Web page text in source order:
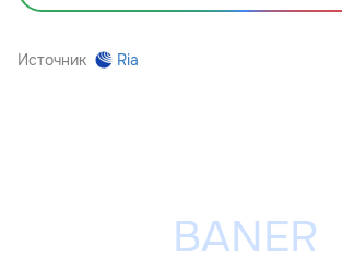
Источник Ria